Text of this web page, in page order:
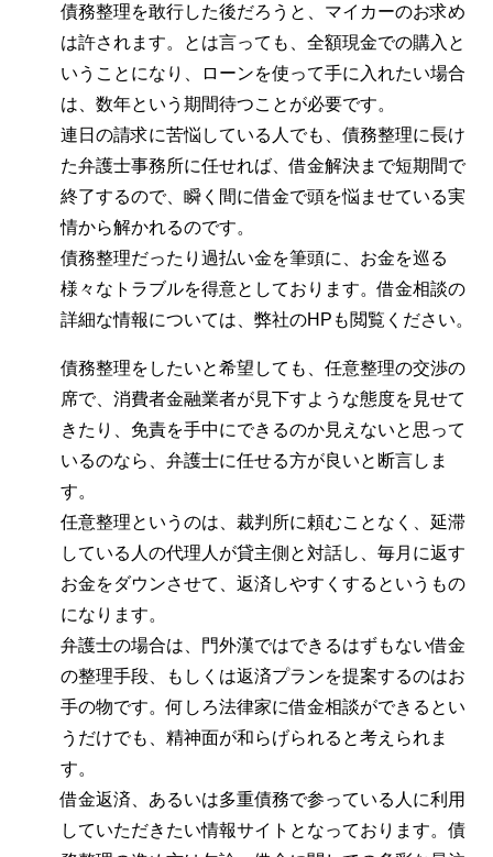
債務整理を敢行した後だろうと、マイカーのお求め
は許されます。とは言っても、全額現金での購入と
いうことになり、ローンを使って手に入れたい場合
は、数年という期間待つことが必要です。
連日の請求に苦悩している人でも、債務整理に長け
た弁護士事務所に任せれば、借金解決まで短期間で
終了するので、瞬く間に借金で頭を悩ませている実
情から解かれるのです。
債務整理だったり過払い金を筆頭に、お金を巡る
様々なトラブルを得意としております。借金相談の
詳細な情報については、弊社のHPも閲覧ください。
債務整理をしたいと希望しても、任意整理の交渉の
席で、消費者金融業者が見下すような態度を見せて
きたり、免責を手中にできるのか見えないと思って
いるのなら、弁護士に任せる方が良いと断言しま
す。
任意整理というのは、裁判所に頼むことなく、延滞
している人の代理人が貸主側と対話し、毎月に返す
お金をダウンさせて、返済しやすくするというもの
になります。
弁護士の場合は、門外漢ではできるはずもない借金
の整理手段、もしくは返済プランを提案するのはお
手の物です。何しろ法律家に借金相談ができるとい
うだけでも、精神面が和らげられると考えられま
す。
借金返済、あるいは多重債務で参っている人に利用
していただきたい情報サイトとなっております。債